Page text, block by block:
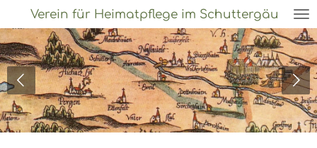
Hauptinhalt
springen
Verein für Heimatpflege im Schuttergäu